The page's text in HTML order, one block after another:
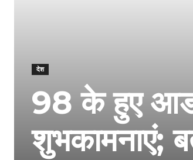
देश
98 के हुए
शुभकामनाएं;